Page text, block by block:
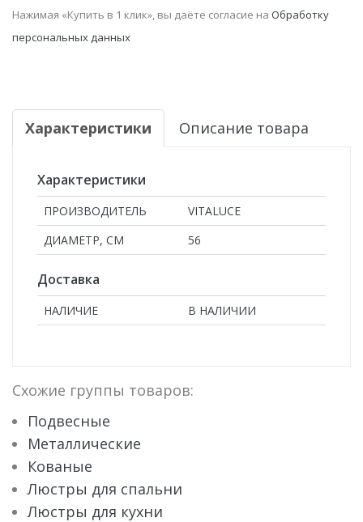
Нажимая «Купить в 1 клик», вы даёте согласие на Обработку
персональных данных
Характеристики Описание товара
Характеристики
ПРОИЗВОДИТЕЛЬ
VITALUCE
ДИАМЕТР, СМ
56
Доставка
НАЛИЧИЕ В НАЛИЧИИ
Схожие группы товаров:
Подвесные
Металлические
Кованые
Люстры для спальни
Люстры для кухни